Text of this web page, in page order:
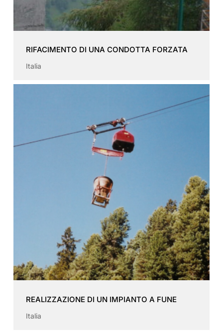
RIFACIMENTO DI UNA CONDOTTA FORZATA
Italia
REALIZZAZIONE DI UN IMPIANTO A FUNE
Italia